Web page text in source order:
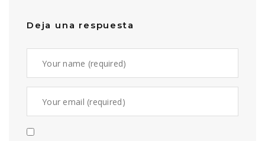
Deja una respuesta